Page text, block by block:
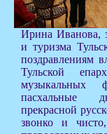
Ирина Иванова,
и туризма
поздравлениям
Тульской
музыкальных
пасхальные
прекрасной
звонко и